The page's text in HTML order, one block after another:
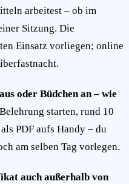
arbeitest – ob im
Sitzung. Die
Einsatz vorliegen; online
oder Büdchen an – wie
starten, rund 10
PDF aufs Handy – du
am selben Tag vorlegen.
auch außerhalb von